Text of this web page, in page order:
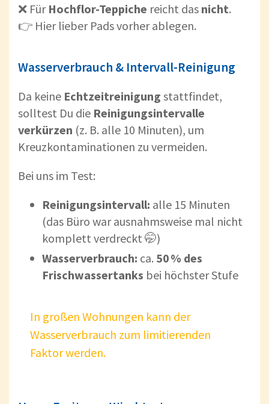
❌ Für Hochflor-Teppiche reicht das nicht.
👉 Hier lieber Pads vorher ablegen.
Wasserverbrauch & Intervall-Reinigung
Da keine Echtzeitreinigung stattfindet,
solltest Du die Reinigungsintervalle
verkürzen (z. B. alle 10 Minuten), um
Kreuzkontaminationen zu vermeiden.
Bei uns im Test:
Reinigungsintervall: alle 15 Minuten
(das Büro war ausnahmsweise mal nicht
komplett verdreckt 🤭)
Wasserverbrauch: ca. 50 % des
Frischwassertanks bei höchster Stufe
In großen Wohnungen kann der
Wasserverbrauch zum limitierenden
Faktorwerden.